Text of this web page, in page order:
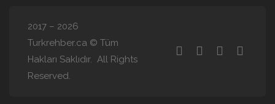
2017 – 2026
Turkrehber.ca © Tüm
Hakları Saklıdır. All Rights
Reserved.